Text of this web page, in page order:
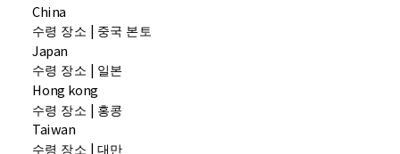
China
수령 장소 | 중국 본토
Japan
수령 장소 | 일본
Hong kong
수령 장소 | 홍콩
Taiwan
수령 장소 | 대만